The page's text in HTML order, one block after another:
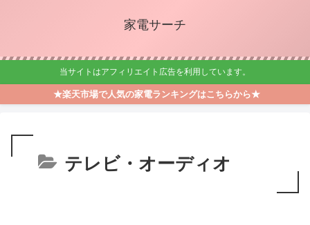
家電サーチ
当サイトはアフィリエイト広告を利用しています。
★楽天市場で人気の家電ランキングはこちらから★
テレビ・オーディオ